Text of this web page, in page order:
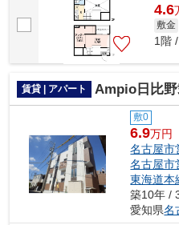
4.6
敷金
1階
賃貸 | アパート Ampio日比
敷0
6.9万円
名古屋市
名古屋市
東海道本
築10年 /
愛知県名